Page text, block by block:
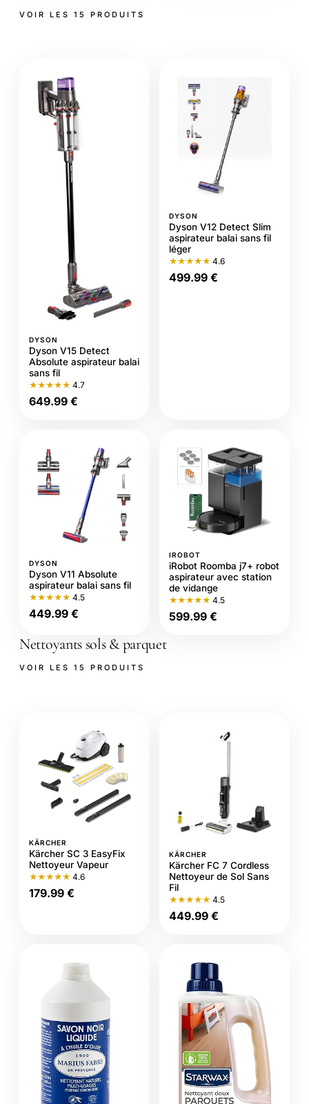
VOIR LES 15 PRODUITS
DYSON
Dyson V15 Detect
Absolute aspirateur balai
sans fil
★★★★★ 4.7
649.99 €
DYSON
Dyson V12 Detect Slim
aspirateur balai sans fil
léger
★★★★★ 4.6
499.99 €
DYSON
Dyson V11 Absolute
aspirateur balai sans fil
★★★★★ 4.5
449.99 €
IROBOT
iRobot Roomba j7+ robot
aspirateur avec station
de vidange
★★★★★ 4.5
599.99 €
Nettoyants sols & parquet
VOIR LES 15 PRODUITS
KÄRCHER
Kärcher SC 3 EasyFix
Nettoyeur Vapeur
★★★★★ 4.6
179.99 €
KÄRCHER
Kärcher FC 7 Cordless
Nettoyeur de Sol Sans
Fil
★★★★★ 4.5
449.99 €